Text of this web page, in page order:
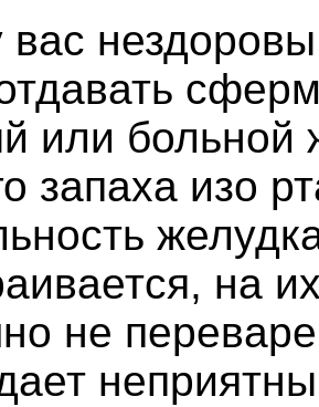
вас
или больной
запаха изо
на
не